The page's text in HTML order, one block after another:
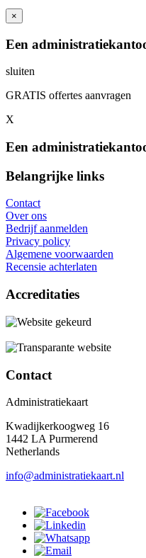
×
Een
sluiten
GRATIS offertes aanvragen
X
Een
Belangrijke links
Contact
Over ons
Bedrijf aanmelden
Privacy policy
Algemene voorwaarden
Recensie achterlaten
Accreditaties
Contact
Administratiekaart
Kwadijkerkoogweg 16
1442 LA Purmerend
Netherlands
info@administratiekaart.nl